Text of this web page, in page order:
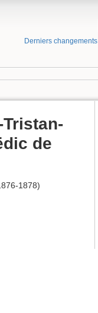
Derniers changements
de
1878)